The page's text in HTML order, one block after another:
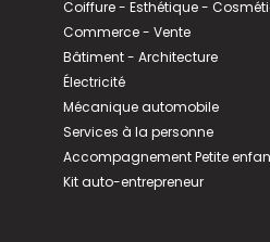
Coiffure - Esthétique -
Commerce - Vente
Bâtiment - Architecture
Électricité
Mécanique automobile
Services à la personne
Accompagnement Petite
Kit auto-entrepreneur